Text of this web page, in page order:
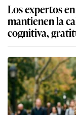
Los expertos
mantienen la
cognitiva,